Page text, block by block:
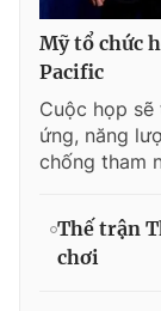
Mỹ tổ chức
Pacific
Cuộc họp
ứng, năng
chống tham
Thế trận
chơi